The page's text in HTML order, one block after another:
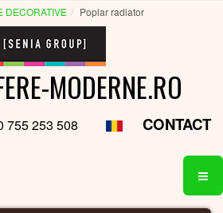
DECORATIVE Poplar radiator
MODERNE.RO
755 253 508 CONTACT